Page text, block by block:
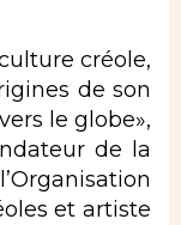
créole,
de son
le globe»,
de la
et artiste